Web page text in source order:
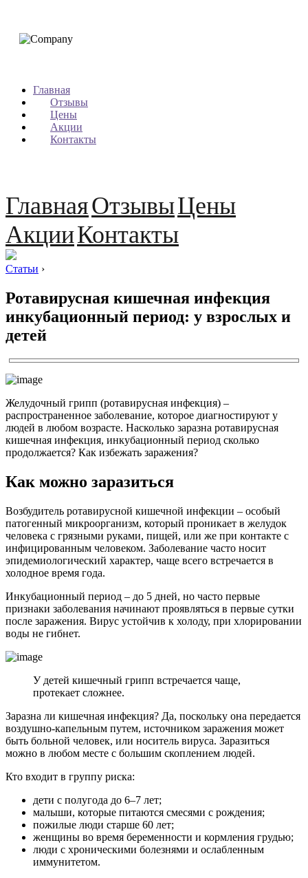
Главная
Отзывы
Цены
Акции
Контакты
ГлавнаяОтзывыЦены
АкцииКонтакты
Статьи ›
Ротавирусная кишечная инфекция
инкубационный период: у взрослых и
детей
Желудочный грипп (ротавирусная инфекция) –
распространенное заболевание, которое диагностируют у
людей в любом возрасте. Насколько заразна ротавирусная
кишечная инфекция, инкубационный период сколько
продолжается? Как избежать заражения?
Как можно заразиться
Возбудитель ротавирусной кишечной инфекции – особый
патогенный микроорганизм, который проникает в желудок
человека с грязными руками, пищей, или же при контакте с
инфицированным человеком. Заболевание часто носит
эпидемиологический характер, чаще всего встречается в
холодное время года.
Инкубационный период – до 5 дней, но часто первые
признаки заболевания начинают проявляться в первые сутки
после заражения. Вирус устойчив к холоду, при хлорировании
воды не гибнет.
У детей кишечный грипп встречается чаще,
протекает сложнее.
Заразна ли кишечная инфекция? Да, поскольку она передается
воздушно-капельным путем, источником заражения может
быть больной человек, или носитель вируса. Заразиться
можно в любом месте с большим скоплением людей.
Кто входит в группу риска:
дети с полугода до 6–7 лет;
малыши, которые питаются смесями с рождения;
пожилые люди старше 60 лет;
женщины во время беременности и кормления грудью;
люди с хроническими болезнями и ослабленным
иммунитетом.